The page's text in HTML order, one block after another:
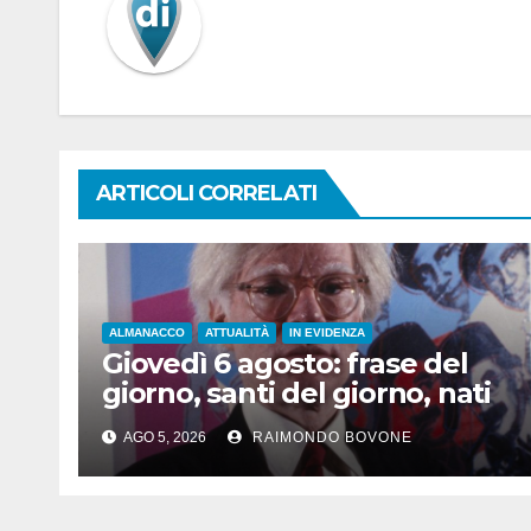
ARTICOLI CORRELATI
ALMANACCO ATTUALITÀ IN EVIDENZA
Giovedì 6 agosto: frase del
giorno, santi del giorno, nati
famosi, accadde oggi
AGO 5, 2026 RAIMONDO BOVONE